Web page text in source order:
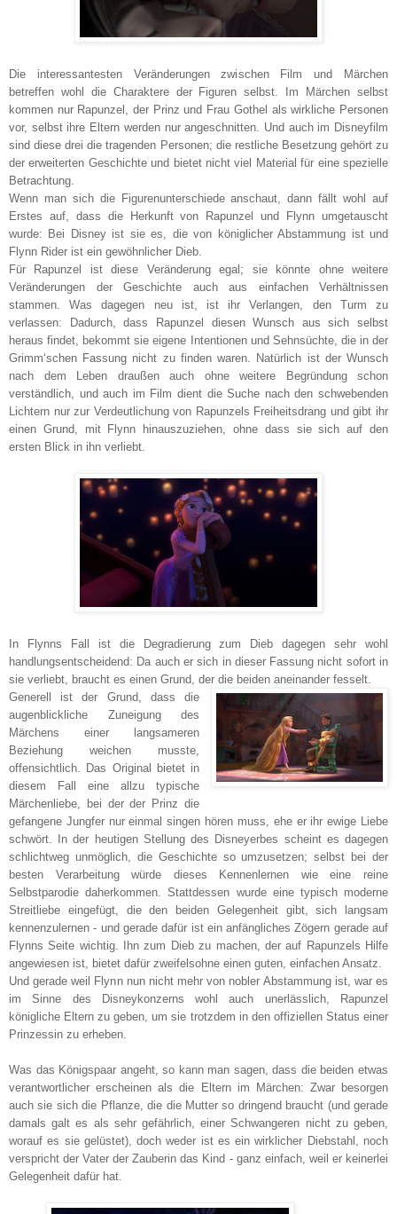
Die interessantesten Veränderungen zwischen Film und Märchen
betreffen wohl die Charaktere der Figuren selbst. Im Märchen selbst
kommen nur Rapunzel, der Prinz und Frau Gothel als wirkliche Personen
vor, selbst ihre Eltern werden nur angeschnitten. Und auch im Disneyfilm
sind diese drei die tragenden Personen; die restliche Besetzung gehört zu
der erweiterten Geschichte und bietet nicht viel Material für eine spezielle
Betrachtung.
Wenn man sich die Figurenunterschiede anschaut, dann fällt wohl auf
Erstes auf, dass die Herkunft von Rapunzel und Flynn umgetauscht
wurde: Bei Disney ist sie es, die von königlicher Abstammung ist und
Flynn Rider ist ein gewöhnlicher Dieb.
Für Rapunzel ist diese Veränderung egal; sie könnte ohne weitere
Veränderungen der Geschichte auch aus einfachen Verhältnissen
stammen. Was dagegen neu ist, ist ihr Verlangen, den Turm zu
verlassen: Dadurch, dass Rapunzel diesen Wunsch aus sich selbst
heraus findet, bekommt sie eigene Intentionen und Sehnsüchte, die in der
Grimm‘schen Fassung nicht zu finden waren. Natürlich ist der Wunsch
nach dem Leben draußen auch ohne weitere Begründung schon
verständlich, und auch im Film dient die Suche nach den schwebenden
Lichtern nur zur Verdeutlichung von Rapunzels Freiheitsdrang und gibt ihr
einen Grund, mit Flynn hinauszuziehen, ohne dass sie sich auf den
ersten Blick in ihn verliebt.
In Flynns Fall ist die Degradierung zum Dieb dagegen sehr wohl
handlungsentscheidend: Da auch er sich in dieser Fassung nicht sofort in
sie verliebt, braucht es einen Grund, der die beiden aneinander fesselt.
Generell ist der Grund, dass die
augenblickliche Zuneigung des
Märchens einer langsameren
Beziehung weichen musste,
offensichtlich. Das Original bietet in
diesem Fall eine allzu typische
Märchenliebe, bei der der Prinz die
gefangene Jungfer nur einmal singen hören muss, ehe er ihr ewige Liebe
schwört. In der heutigen Stellung des Disneyerbes scheint es dagegen
schlichtweg unmöglich, die Geschichte so umzusetzen; selbst bei der
besten Verarbeitung würde dieses Kennenlernen wie eine reine
Selbstparodie daherkommen. Stattdessen wurde eine typisch moderne
Streitliebe eingefügt, die den beiden Gelegenheit gibt, sich langsam
kennenzulernen - und gerade dafür ist ein anfängliches Zögern gerade auf
Flynns Seite wichtig. Ihn zum Dieb zu machen, der auf Rapunzels Hilfe
angewiesen ist, bietet dafür zweifelsohne einen guten, einfachen Ansatz.
Und gerade weil Flynn nun nicht mehr von nobler Abstammung ist, war es
im Sinne des Disneykonzerns wohl auch unerlässlich, Rapunzel
königliche Eltern zu geben, um sie trotzdem in den offiziellen Status einer
Prinzessin zu erheben.
Was das Königspaar angeht, so kann man sagen, dass die beiden etwas
verantwortlicher erscheinen als die Eltern im Märchen: Zwar besorgen
auch sie sich die Pflanze, die die Mutter so dringend braucht (und gerade
damals galt es als sehr gefährlich, einer Schwangeren nicht zu geben,
worauf es sie gelüstet), doch weder ist es ein wirklicher Diebstahl, noch
verspricht der Vater der Zauberin das Kind - ganz einfach, weil er keinerlei
Gelegenheit dafür hat.